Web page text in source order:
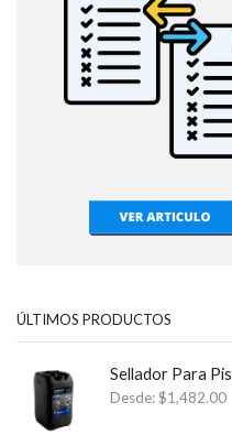
ÚLTIMOS PRODUCTOS
Desde:$1,482.00